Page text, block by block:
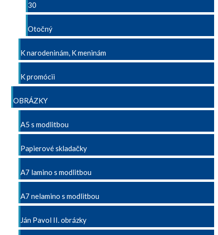
30
Otočný
K narodeninám, K meninám
K promócii
OBRÁZKY
A5 s modlitbou
Papierové skladačky
A7 lamino s modlitbou
A7 nelamino s modlitbou
Ján Pavol II. obrázky